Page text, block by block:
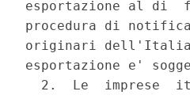
esportazione al di
procedura di
originari dell'Italia,
esportazione e'
2.  Le  imprese